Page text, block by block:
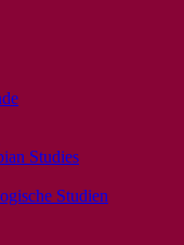
Studies
Studien